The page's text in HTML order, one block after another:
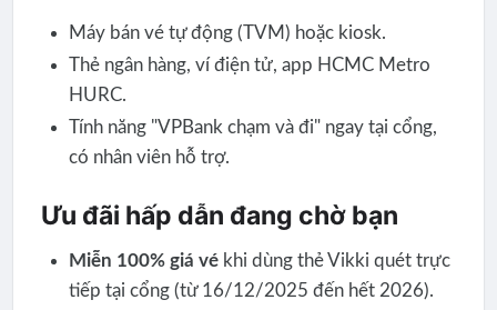
Máy bán vé tự động (TVM) hoặc kiosk.
Thẻ ngân hàng, ví điện tử, app HCMC Metro
HURC.
Tính năng "VPBank chạm và đi" ngay tại cổng,
có nhân viên hỗ trợ.
Ưu đãi hấp dẫn đang chờ bạn
Miễn 100% giá vékhi dùng thẻ Vikki quét trực
tiếp tại cổng (từ 16/12/2025 đến hết 2026).